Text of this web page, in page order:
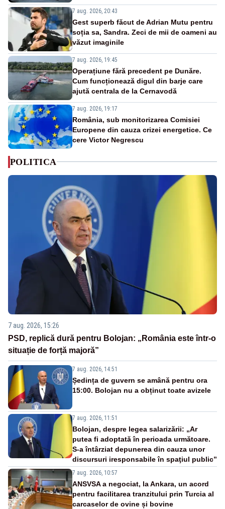
7 aug. 2026, 20:43
Gest superb făcut de Adrian Mutu pentru
soția sa, Sandra. Zeci de mii de oameni au
văzut imaginile
7 aug. 2026, 19:45
Operațiune fără precedent pe Dunăre.
Cum funcționează digul din barje care
ajută centrala de la Cernavodă
7 aug. 2026, 19:17
România, sub monitorizarea Comisiei
Europene din cauza crizei energetice. Ce
cere Victor Negrescu
POLITICA
7 aug. 2026, 15:26
PSD, replică dură pentru Bolojan: „România este într-o
situație de forță majoră”
7 aug. 2026, 14:51
Ședința de guvern se amână pentru ora
15:00. Bolojan nu a obținut toate avizele
7 aug. 2026, 11:51
Bolojan, despre legea salarizării: „Ar
putea fi adoptată în perioada următoare.
S-a întârziat depunerea din cauza unor
discursuri iresponsabile în spaţiul public”
7 aug. 2026, 10:57
ANSVSA a negociat, la Ankara, un acord
pentru facilitarea tranzitului prin Turcia al
carcaselor de ovine și bovine